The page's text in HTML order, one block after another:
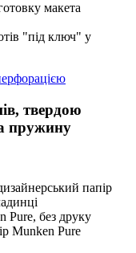
макета
"під ключ" у
твердою
пружину
папір
Pure, без друку
Munken Pure